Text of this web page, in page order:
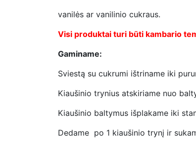
vanilės ar vanilinio cukraus.
Visi produktai turi būti kambario
Gaminame:
Sviestą su cukrumi ištriname iki
Kiaušinio trynius atskiriame nuo
Kiaušinio baltymus išplakame iki
Dedame po 1 kiaušinio trynį ir